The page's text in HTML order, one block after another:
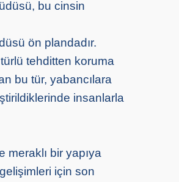
bu cinsin
ön plandadır.
tehditten koruma
bu tür, yabancılara
insanlarla
bir yapıya
için son